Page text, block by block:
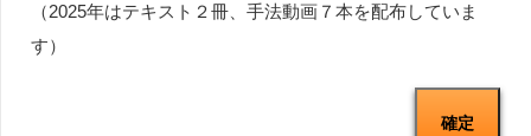
（2025年はテキスト２冊、手法動画７本を配布していま
す）